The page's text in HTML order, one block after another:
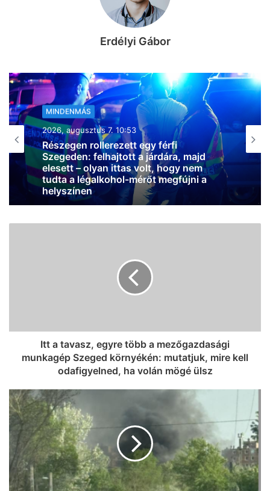
Erdélyi Gábor
MINDENMÁS
2026, augusztus 7. 08:56
Súlyos baleset történt
Hódmezővásárhelynél, egy embert ki
kellett emelni az egyik járműből
Itt a tavasz, egyre több a mezőgazdasági
munkagép Szeged környékén: mutatjuk, mire kell
odafigyelned, ha volán mögé ülsz